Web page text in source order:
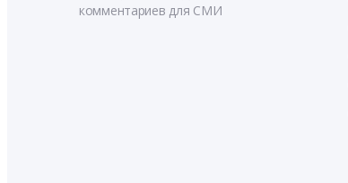
комментариев для СМИ